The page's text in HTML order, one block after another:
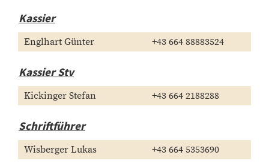
Kassier
Englhart Günter +43 664 88883524
Kassier Stv
Kickinger Stefan +43 664 2188288
Schriftführer
Wisberger Lukas +43 664 5353690